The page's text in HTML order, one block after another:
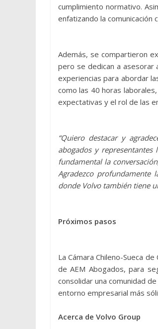
cumplimiento normativo.
enfatizando la comunicación
Además, se compartieron
pero se dedican a
experiencias para abordar
como las 40 horas
expectativas y el rol de las
“Quiero destacar y
abogados y representantes
fundamental la
Agradezco profundamente
donde Volvo también tiene
Próximos pasos
La Cámara Chileno-Sueca
de AEM Abogados, para
consolidar una comunidad
entorno empresarial más
Acerca de Volvo Group